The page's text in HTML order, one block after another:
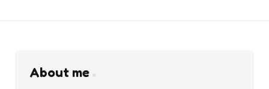
About me